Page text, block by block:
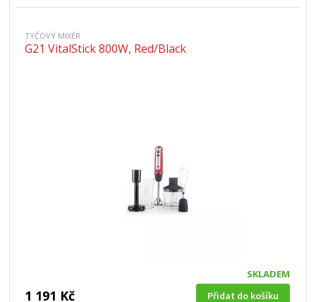
TYČOVÝ MIXÉR
G21 VitalStick 800W, Red/Black
SKLADEM
1 191 Kč Přidat do košíku